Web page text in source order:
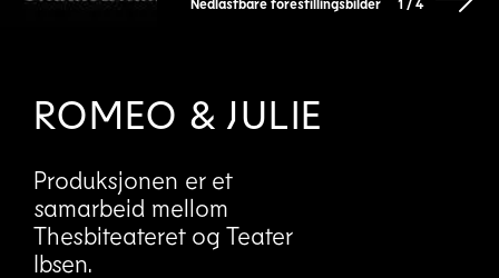
ROMEO & JULIE
Produksjonen er et
samarbeid mellom
Thesbiteateret og Teater
Ibsen.